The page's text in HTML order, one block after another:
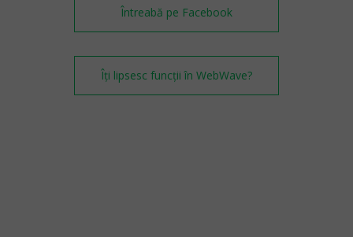
Îți lipsesc funcții în WebWave?
Întreabă pe Facebook